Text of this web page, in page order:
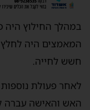
במהלך החילוץ היה
המאמצים היה
חשש לחייה.
לאחר פעולת
האש והאישה עברה